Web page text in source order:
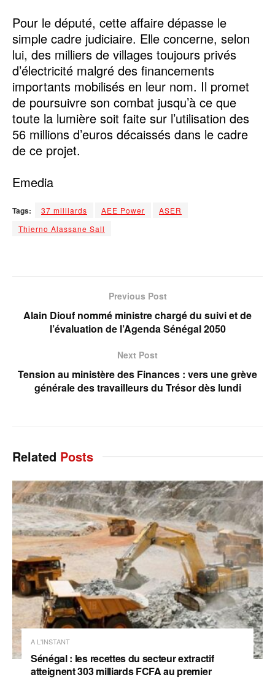
‎Pour le député, cette affaire dépasse le
simple cadre judiciaire. Elle concerne, selon
lui, des milliers de villages toujours privés
d’électricité malgré des financements
importants mobilisés en leur nom. Il promet
de poursuivre son combat jusqu’à ce que
toute la lumière soit faite sur l’utilisation des
56 millions d’euros décaissés dans le cadre
de ce projet.
‎Emedia
Tags: 37 milliards AEE Power
ASER
Thierno Alassane Sall
Previous Post
Alain Diouf nommé ministre chargé du suivi et de
l’évaluation de l’Agenda Sénégal 2050
Next Post
Tension au ministère des Finances : vers une grève
générale des travailleurs du Trésor dès lundi
Related Posts
A L'INSTANT
Sénégal : les recettes du secteur extractif
atteignent 303 milliards FCFA au premier